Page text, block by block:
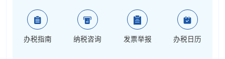
办税指南 纳税咨询 发票举报 办税日历